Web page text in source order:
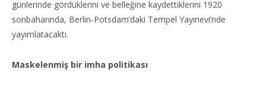
günlerinde gördüklerini ve belleğine kaydettiklerini 1920
sonbaharında, Berlin-Potsdam’daki Tempel Yayınevi’nde
yayımlatacaktı.
Maskelenmiş bir imha politikası